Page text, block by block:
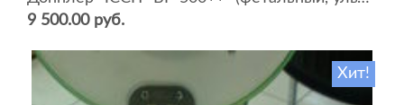
9 500.00 руб.
Хит!